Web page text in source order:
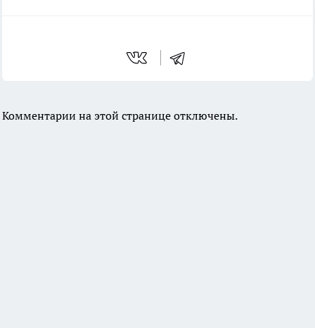
Комментарии на этой странице отключены.